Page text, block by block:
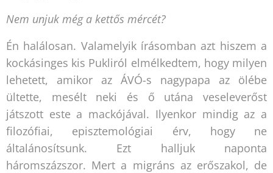
Nem unjuk még a kettős mércét?
Én halálosan. Valamelyik írásomban azt hiszem a
kockásinges kis Pukliról elmélkedtem, hogy milyen
lehetett, amikor az ÁVÓ-s nagypapa az ölébe
ültette, mesélt neki és ő utána veseleverőst
játszott este a mackójával. Ilyenkor mindig az a
filozófiai, episztemológiai érv, hogy ne
általánosítsunk. Ezt halljuk naponta
háromszázszor. Mert a migráns az erőszakol, de